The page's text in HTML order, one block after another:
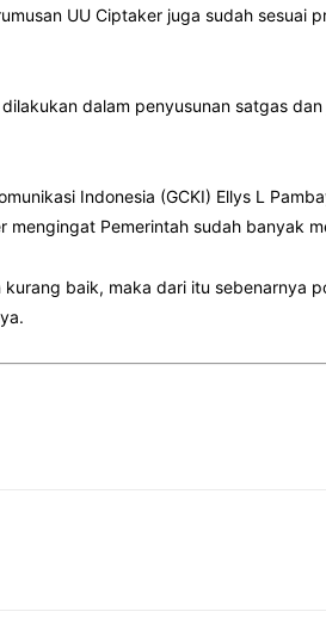
UU Ciptaker juga sudah sesuai
dalam penyusunan satgas
Indonesia (GCKI) Ellys L
Pemerintah sudah banyak
baik, maka dari itu sebenarnya